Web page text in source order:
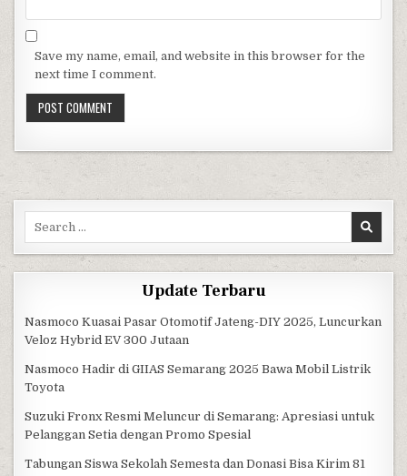
Save my name, email, and website in this browser for the
next time I comment.
Search for:
Update Terbaru
Nasmoco Kuasai Pasar Otomotif Jateng-DIY 2025, Luncurkan
Veloz Hybrid EV 300 Jutaan
Nasmoco Hadir di GIIAS Semarang 2025 Bawa Mobil Listrik
Toyota
Suzuki Fronx Resmi Meluncur di Semarang: Apresiasi untuk
Pelanggan Setia dengan Promo Spesial
Tabungan Siswa Sekolah Semesta dan Donasi Bisa Kirim 81